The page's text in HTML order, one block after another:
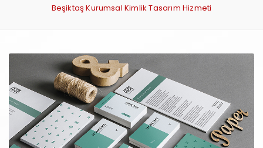
Beşiktaş Kurumsal Kimlik Tasarım Hizmeti